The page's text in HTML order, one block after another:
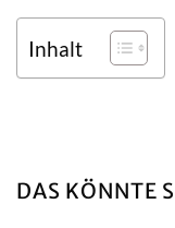
Inhalt
DAS KÖNNTE